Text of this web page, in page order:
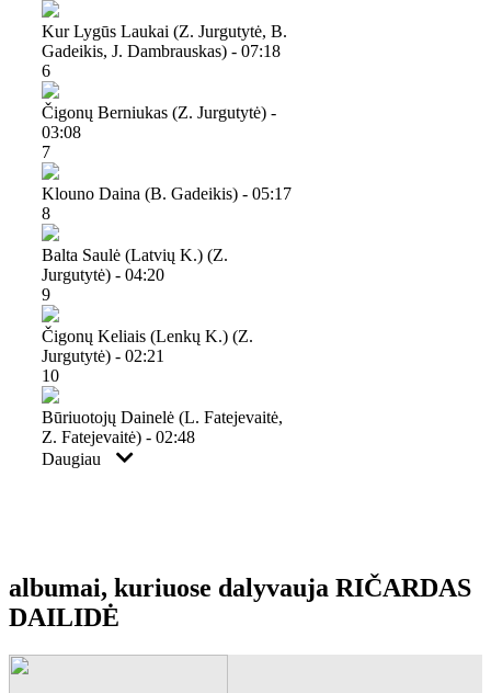
Kur Lygūs Laukai (z. Jurgutytė, B.
Gadeikis, J. Dambrauskas) - 07:18
6
Čigonų Berniukas (z. Jurgutytė) -
03:08
7
Klouno Daina (b. Gadeikis) - 05:17
8
Balta Saulė (latvių K.) (z.
Jurgutytė) - 04:20
9
Čigonų Keliais (lenkų K.) (z.
Jurgutytė) - 02:21
10
Būriuotojų Dainelė (l. Fatejevaitė,
Z. Fatejevaitė) - 02:48
Daugiau
albumai, kuriuose dalyvauja RIČARDAS
DAILIDĖ